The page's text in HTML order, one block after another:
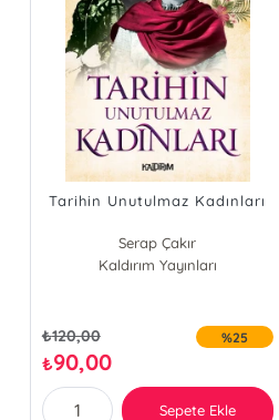
Tarihin Unutulmaz Kadınları
Serap Çakır
Kaldırım Yayınları
₺120,00
₺90,00
%25
Sepete Ekle